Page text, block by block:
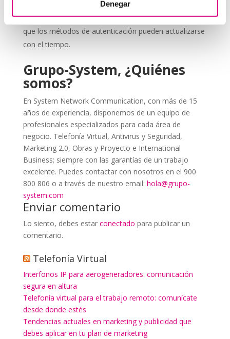
Denegar
2FA y cómo aplicarla correctamente.
Revisa periódicamente las configuraciones, ya
que los métodos de autenticación pueden actualizarse
con el tiempo.
Grupo-System, ¿Quiénes
somos?
En System Network Communication, con más de 15
años de experiencia, disponemos de un equipo de
profesionales especializados para cada área de
negocio. Telefonía Virtual, Antivirus y Seguridad,
Marketing 2.0, Obras y Proyecto e International
Business; siempre con las garantías de un trabajo
excelente. Puedes contactar con nosotros en el 900
800 806 o a través de nuestro email: hola@grupo-
system.com
Enviar comentario
Lo siento, debes estar conectado para publicar un
comentario.
Telefonía Virtual
Interfonos IP para aerogeneradores: comunicación
segura en altura
Telefonía virtual para el trabajo remoto: comunícate
desde donde estés
Tendencias actuales en marketing y publicidad que
debes aplicar en tu plan de marketing